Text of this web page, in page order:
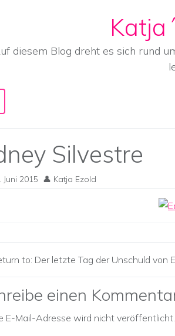
diesem Blog dreht es sich rund
Navigation
Silvestre
Juni 2015 Katja Ezold
to: Der letzte Tag der Unschuld von
einen
E-Mail-Adresse wird nicht veröffentlicht.